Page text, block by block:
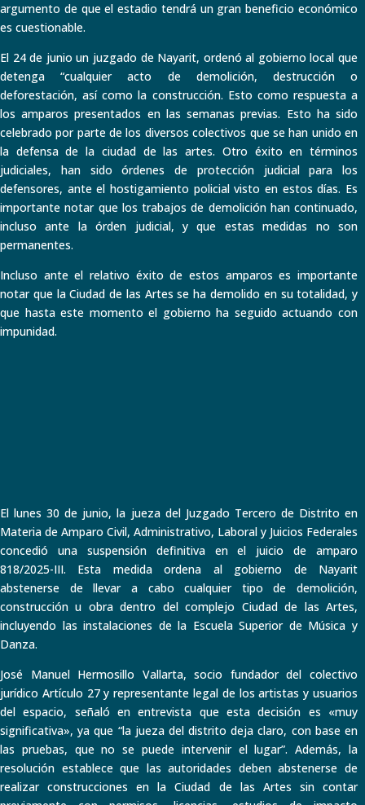
argumento de que el estadio tendrá un gran beneficio económico
es cuestionable.
El 24 de junio un juzgado de Nayarit, ordenó al gobierno local que
detenga “cualquier acto de demolición, destrucción o
deforestación, así como la construcción. Esto como respuesta a
los amparos presentados en las semanas previas. Esto ha sido
celebrado por parte de los diversos colectivos que se han unido en
la defensa de la ciudad de las artes. Otro éxito en términos
judiciales, han sido órdenes de protección judicial para los
defensores, ante el hostigamiento policial visto en estos días. Es
importante notar que los trabajos de demolición han continuado,
incluso ante la órden judicial, y que estas medidas no son
permanentes.
Incluso ante el relativo éxito de estos amparos es importante
notar que la Ciudad de las Artes se ha demolido en su totalidad, y
que hasta este momento el gobierno ha seguido actuando con
impunidad.
El lunes 30 de junio, la jueza del Juzgado Tercero de Distrito en
Materia de Amparo Civil, Administrativo, Laboral y Juicios Federales
concedió una suspensión definitiva en el juicio de amparo
818/2025-III. Esta medida ordena al gobierno de Nayarit
abstenerse de llevar a cabo cualquier tipo de demolición,
construcción u obra dentro del complejo Ciudad de las Artes,
incluyendo las instalaciones de la Escuela Superior de Música y
Danza.
José Manuel Hermosillo Vallarta, socio fundador del colectivo
jurídico Artículo 27 y representante legal de los artistas y usuarios
del espacio, señaló en entrevista que esta decisión es «muy
significativa», ya que “la jueza del distrito deja claro, con base en
las pruebas, que no se puede intervenir el lugar”. Además, la
resolución establece que las autoridades deben abstenerse de
realizar construcciones en la Ciudad de las Artes sin contar